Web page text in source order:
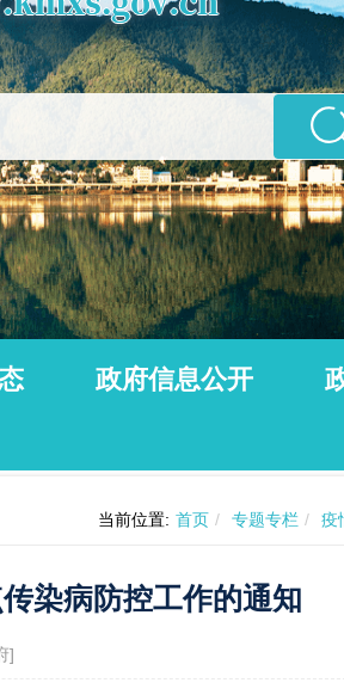
政府信息公开
开 服务评价结果公示
当前位置: 首页 / 专题专栏 / 疫
染病防控工作的通知
]